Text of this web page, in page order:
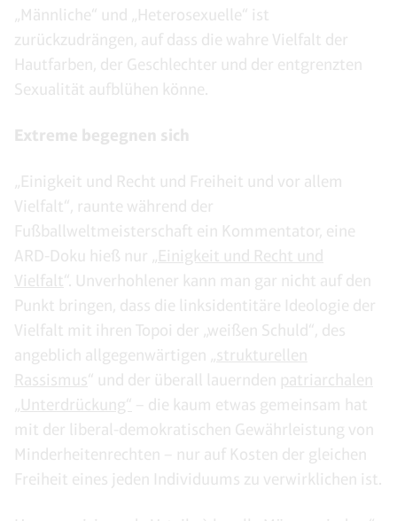
„Männliche“ und „Heterosexuelle“ ist
zurückzudrängen, auf dass die wahre Vielfalt der
Hautfarben, der Geschlechter und der entgrenzten
Sexualität aufblühen könne.
Extreme begegnen sich
„Einigkeit und Recht und Freiheit und vor allem
Vielfalt“, raunte während der
Fußballweltmeisterschaft ein Kommentator, eine
ARD-Doku hieß nur „Einigkeit und Recht und
Vielfalt“. Unverhohlener kann man gar nicht auf den
Punkt bringen, dass die linksidentitäre Ideologie der
Vielfalt mit ihren Topoi der „weißen Schuld“, des
angeblich allgegenwärtigen „strukturellen
Rassismus“ und der überall lauernden patriarchalen
„Unterdrückung“ – die kaum etwas gemeinsam hat
mit der liberal-demokratischen Gewährleistung von
Minderheitenrechten – nur auf Kosten der gleichen
Freiheit eines jeden Individuums zu verwirklichen ist.